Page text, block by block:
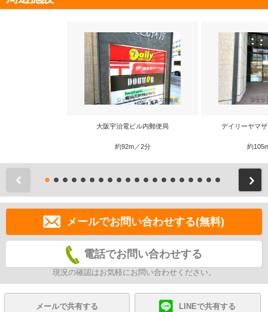
大阪宇治電ビル内郵便局
約92m／2分
デイリーヤマ
約
メールでお問い合わせする(無料)
電話でお問い合わせする
現況の確認はお気軽にお問い合わせください。
メールで共有する LINEで共有する